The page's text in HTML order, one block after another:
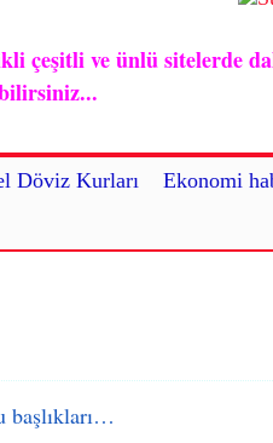
Döviz Kurları
Ekonomi
çeşitli ve ünlü sitelerde
başlıkları…